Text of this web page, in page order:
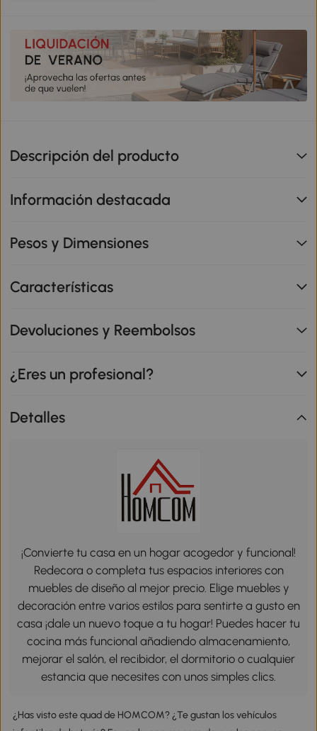
Descripción del producto
Información destacada
Pesos y Dimensiones
Características
Devoluciones y Reembolsos
¿Eres un profesional?
Detalles
¡Convierte tu casa en un hogar acogedor y funcional!
Redecora o completa tus espacios interiores con
muebles de diseño al mejor precio. Elige muebles y
decoración entre varios estilos para sentirte a gusto en
casa ¡dale un nuevo toque a tu hogar! Puedes hacer tu
cocina más funcional añadiendo almacenamiento,
mejorar el salón, el recibidor, el dormitorio o cualquier
estancia que necesites con unos simples clics.
¿Has visto este quad de HOMCOM? ¿Te gustan los vehículos